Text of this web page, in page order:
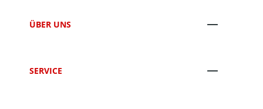
ÜBER UNS
SERVICE